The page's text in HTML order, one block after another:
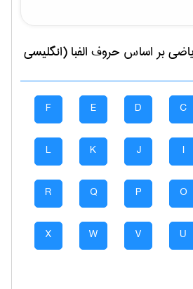
بر اساس حروف الفبا (انگلیسی
C
D
E
F
I
J
K
L
O
P
Q
R
U
V
W
X